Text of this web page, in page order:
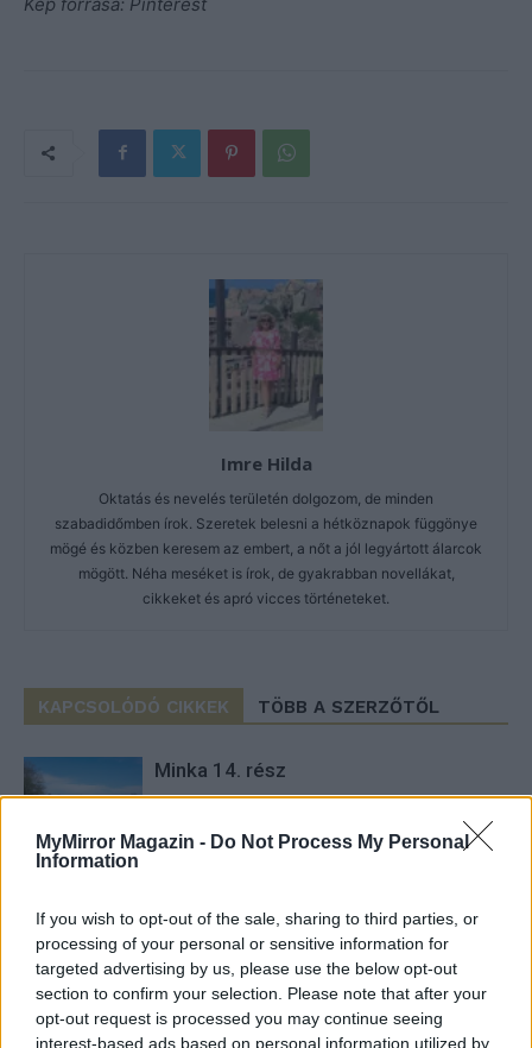
MyMirror Magazin - Do Not Process My Personal
Information
If you wish to opt-out of the sale, sharing to third parties, or
processing of your personal or sensitive information for
targeted advertising by us, please use the below opt-out
section to confirm your selection. Please note that after your
opt-out request is processed you may continue seeing
interest-based ads based on personal information utilized by
Imre Hilda
Oktatás és nevelés területén dolgozom, de minden
szabadidőmben írok. Szeretek belesni a hétköznapok függönye
mögé és közben keresem az embert, a nőt a jól legyártott álarcok
mögött. Néha meséket is írok, de gyakrabban novellákat,
cikkeket és apró vicces történeteket.
KAPCSOLÓDÓ CIKKEK TÖBB A SZERZŐTŐL
Minka 14. rész
Halál a Tresco-szigeten – A Josh
Clayton-ügy